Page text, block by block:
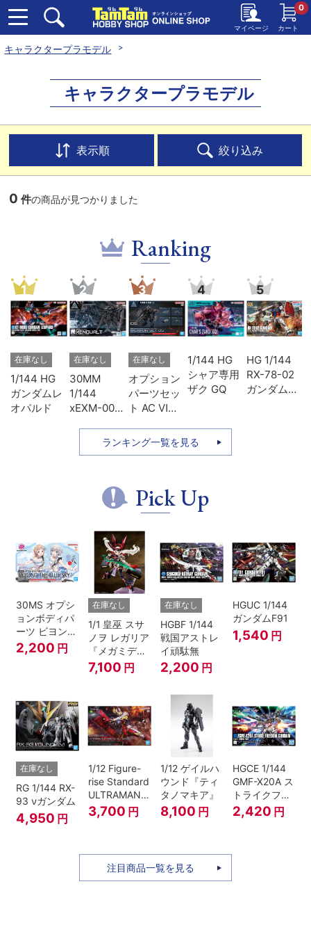
マイページ カート
0
キャラクタープラモデル
キャラクタープラモデル
表示順 絞り込み
0 件の商品が見つかりました
Ranking
1
在庫なし
1/144 HG
ガンダムレ
オパルド
2
在庫なし
30MM
1/144
xEXM-000
3
在庫なし
オプション
パーツセッ
ト AC Ⅵ
SET 05
4
1/144 HG
シャア専用
ザク GQ
5
HG 1/144
RX-78-02
ガンダム
ランキング一覧を見る
Pick Up
30MS オプシ
ョンボディパ
ーツ ビヨンド
ザブルースカ
イ1[カラーA]
2,200 円
在庫なし
1/1 皇巫 スサ
ノヲ レガリア
『メガミデバ
イス』
7,100 円
在庫なし
HGBF 1/144
戦国アストレ
イ頑駄無
2,200 円
HGUC 1/144
ガンダムF91
1,540 円
在庫なし
RG 1/144 RX-
93 νガンダム
4,950 円
1/12 Figure-
rise Standard
ULTRAMAN
SUIT ZERO
〈SC仕様〉
3,700 円
1/12 ゲイルハ
ウンド『ティ
タノマキア』
8,100 円
HGCE 1/144
GMF-X20A ス
トライクフリ
ーダムガンダ
ム
2,420 円
注目商品一覧を見る